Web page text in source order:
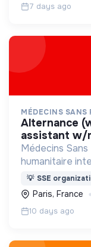
7 days ago
MÉDECINS SANS
alternance (work study) - tokyo cell
assistant w/
Médecins
humanitaire
médicale à
menacée.
💡 SSE
Paris, France
10 days ago